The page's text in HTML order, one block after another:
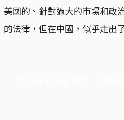
美國的、針對過大的市場和政
的法律，但在中國，似乎走出